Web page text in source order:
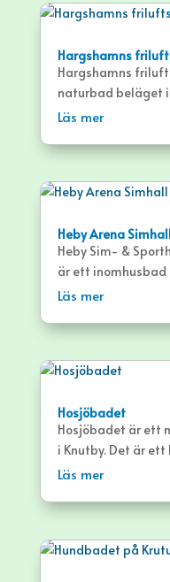
Hargshamns
Hargshamns
naturbad beläget
Hargshamns
Läs mer
Heby Arena Simhall
Heby Sim- &
är ett inomhusbad
Läs mer
Hosjöbadet
Hosjöbadet är ett
i Knutby. Det är
och brygga.
Läs mer